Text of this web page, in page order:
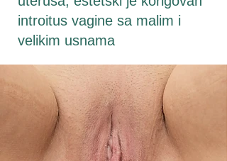
introitus vagine sa malim i
velikim usnama